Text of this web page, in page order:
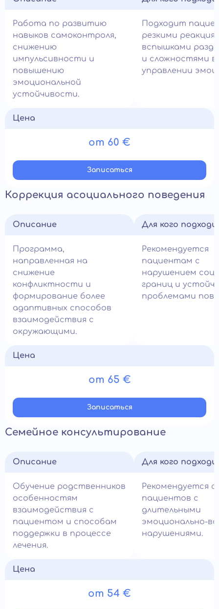
Работа по развитию
навыков самоконтроля,
снижению
импульсивности и
повышению
эмоциональной
устойчивости.
Подходит
резкими
вспышками
и сложностями в
управлении
Цена
от 60 €
Записатьcя
Коррекция асоциального поведения
Описание
Программа,
направленная на
снижение
конфликтности и
формирование более
адаптивных способов
взаимодействия с
окружающими.
Для кого
Рекомендуется
пациентам с
нарушением
границ и
проблемами
Цена
от 65 €
Записатьcя
Семейное консультирование
Описание
Обучение родственников
особенностям
взаимодействия с
пациентом и способам
поддержки в процессе
лечения.
Для кого
Рекомендуется
пациентов с
длительными
эмоционально-
нарушениями.
Цена
от 54 €